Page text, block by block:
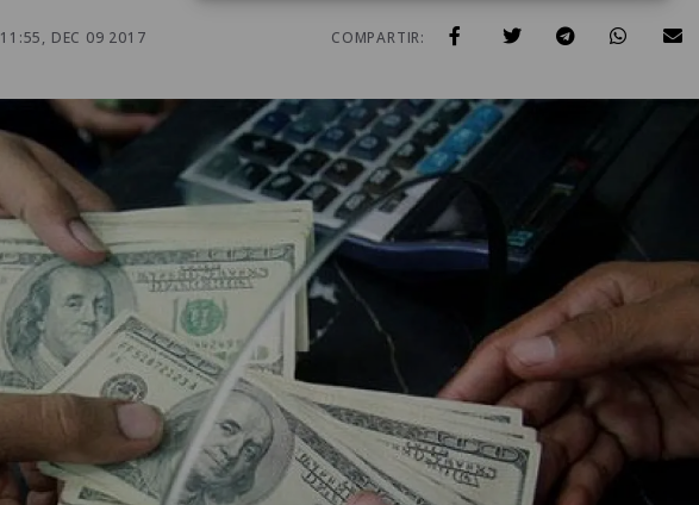
11:55, DEC 09 2017 COMPARTIR: